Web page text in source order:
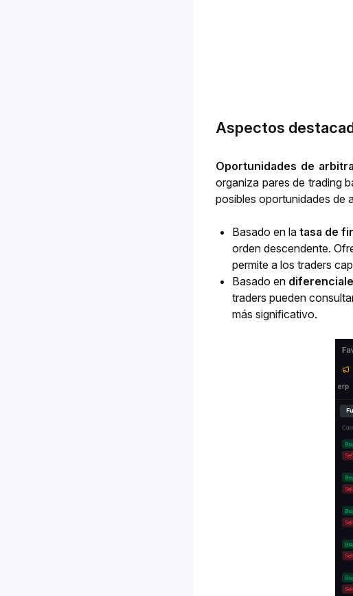
Aspectos
Oportunidades de
organiza pares de trading
posibles oportunidades de
Basado en la tasa de
orden descendente.
permite a los traders
Basado en
traders pueden
más significativo.